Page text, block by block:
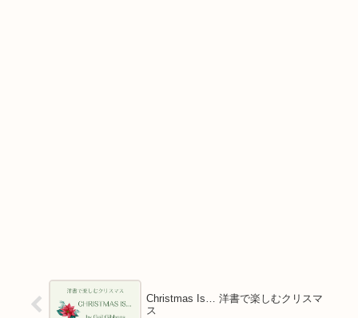
Christmas Is… 洋書で楽しむクリスマ
ス